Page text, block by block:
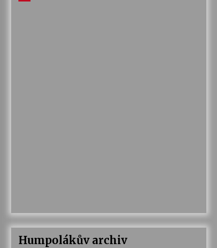
Humpolákův archiv